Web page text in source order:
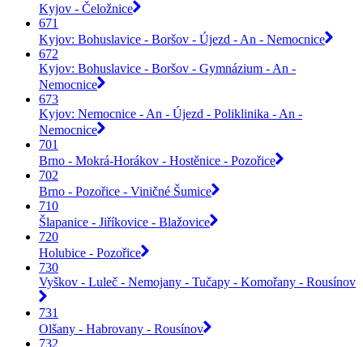
Kyjov - Čeložnice
671
Kyjov: Bohuslavice - Boršov - Újezd - An - Nemocnice
672
Kyjov: Bohuslavice - Boršov - Gymnázium - An -
Nemocnice
673
Kyjov: Nemocnice - An - Újezd - Poliklinika - An -
Nemocnice
701
Brno - Mokrá-Horákov - Hostěnice - Pozořice
702
Brno - Pozořice - Viničné Šumice
710
Šlapanice - Jiříkovice - Blažovice
720
Holubice - Pozořice
730
Vyškov - Luleč - Nemojany - Tučapy - Komořany - Rousínov
731
Olšany - Habrovany - Rousínov
732